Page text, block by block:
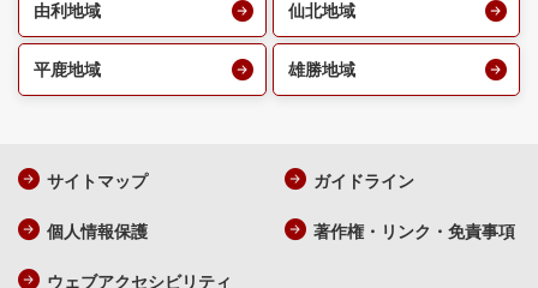
由利地域 仙北地域
平鹿地域 雄勝地域
サイトマップ ガイドライン
個人情報保護 著作権・リンク・免責事項
ウェブアクセシビリティ